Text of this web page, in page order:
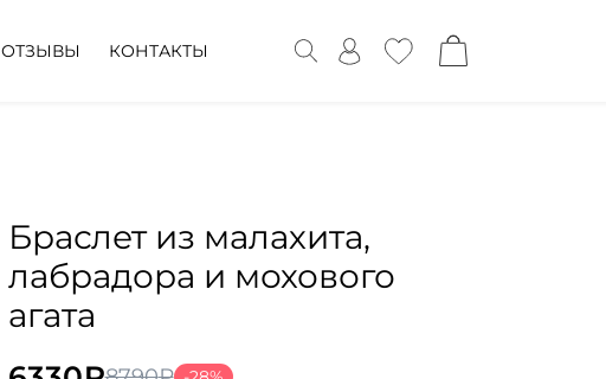
ОТЗЫВЫ КОНТАКТЫ
Браслет из малахита,
лабрадора и мохового
агата